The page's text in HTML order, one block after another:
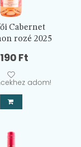
Cabernet
rozé 2025
Ft
adom!